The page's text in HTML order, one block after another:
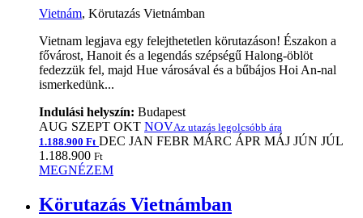
Vietnám, Körutazás Vietnámban
Vietnam legjava egy felejthetetlen körutazáson! Északon a
fővárost, Hanoit és a legendás szépségű Halong-öblöt
fedezzük fel, majd Hue városával és a bűbájos Hoi An-nal
ismerkedünk...
Indulási helyszín: Budapest
AUG SZEPT OKT NOVAz utazás legolcsóbb ára
1.188.900 Ft DEC JAN FEBR MÁRC ÁPR MÁJ JÚN JÚL
1.188.900 Ft
MEGNÉZEM
Körutazás Vietnámban